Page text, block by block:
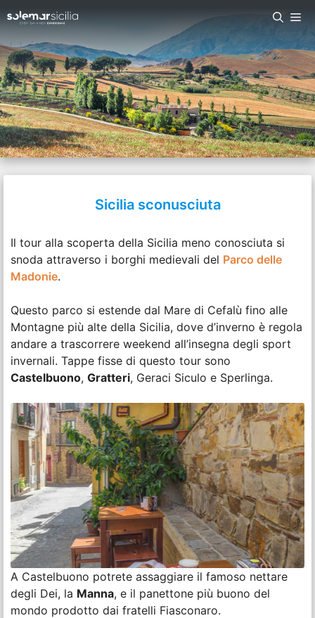
al
contenuto
Sicilia sconusciuta
Il tour alla scoperta della Sicilia meno conosciuta si
snoda attraverso i borghi medievali del Parco delle
Madonie.
Questo parco si estende dal Mare di Cefalù fino alle
Montagne più alte della Sicilia, dove d’inverno è regola
andare a trascorrere weekend all’insegna degli sport
invernali. Tappe fisse di questo tour sono
Castelbuono, Gratteri, Geraci Siculo e Sperlinga.
A Castelbuono potrete assaggiare il famoso nettare
degli Dei, la Manna, e il panettone più buono del
mondo prodotto dai fratelli Fiasconaro.